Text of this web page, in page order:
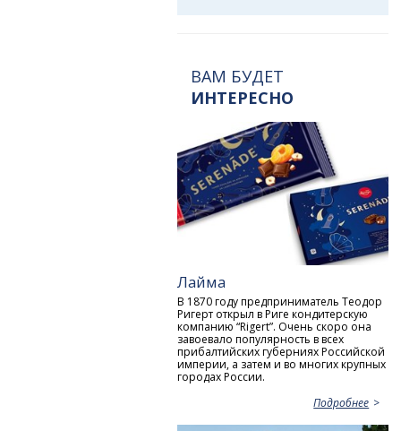
ВАМ БУДЕТ
ИНТЕРЕСНО
Лайма
В 1870 году предприниматель Теодор
Ригерт открыл в Риге кондитерскую
компанию “Rigert”. Очень скоро она
завоевало популярность в всех
прибалтийских губерниях Российской
империи, а затем и во многих крупных
городах России.
Подробнее